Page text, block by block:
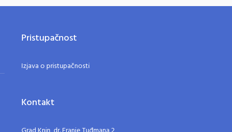
Pristupačnost
Izjava o pristupačnosti
Kontakt